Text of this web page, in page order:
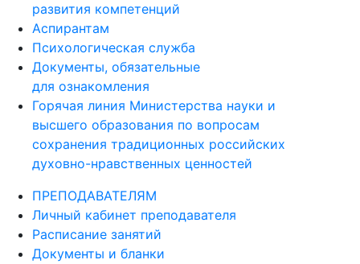
развития компетенций
Аспирантам
Психологическая служба
Документы, обязательные
для ознакомления
Горячая линия Министерства науки и
высшего образования по вопросам
сохранения традиционных российских
духовно-нравственных ценностей
ПРЕПОДАВАТЕЛЯМ
Личный кабинет преподавателя
Расписание занятий
Документы и бланки